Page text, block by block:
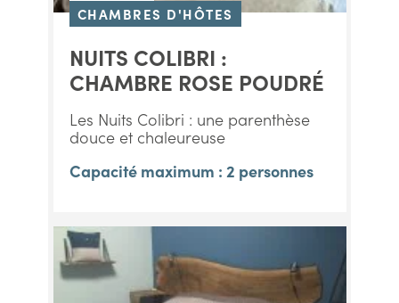
CHAMBRES D'HÔTES
NUITS COLIBRI :
CHAMBRE ROSE POUDRÉ
Les Nuits Colibri : une parenthèse
douce et chaleureuse
Capacité maximum : 2 personnes